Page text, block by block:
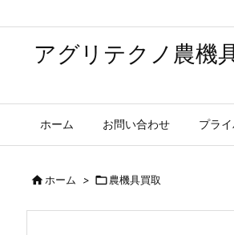
アグリテクノ農機
ホーム お問い合わせ プラ
ホーム > 農機具買取